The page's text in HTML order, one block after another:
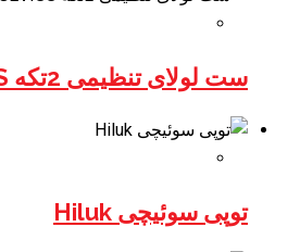
ست لولای تنظیمی 2تکه GEVISS
توپی سوئیچی Hiluk